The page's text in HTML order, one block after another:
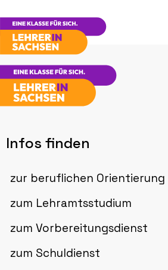
Infos finden
zur beruflichen Orientierung
zum Lehramtsstudium
zum Vorbereitungsdienst
zum Schuldienst